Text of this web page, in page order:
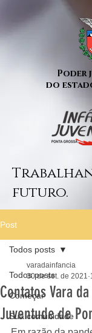
Poder
do
futuro.
Post
Todos posts
Começar
Sua comunidade
Todos posts
Contatos Vara
Juventude de
varadainfancia
30 de set. de 2021